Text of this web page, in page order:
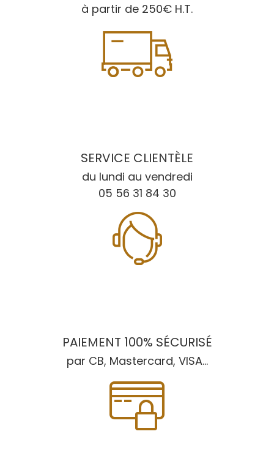
à partir de 250€ H.T.
SERVICE CLIENTÈLE
du lundi au vendredi
05 56 31 84 30
PAIEMENT 100% SÉCURISÉ
par CB, Mastercard, VISA...